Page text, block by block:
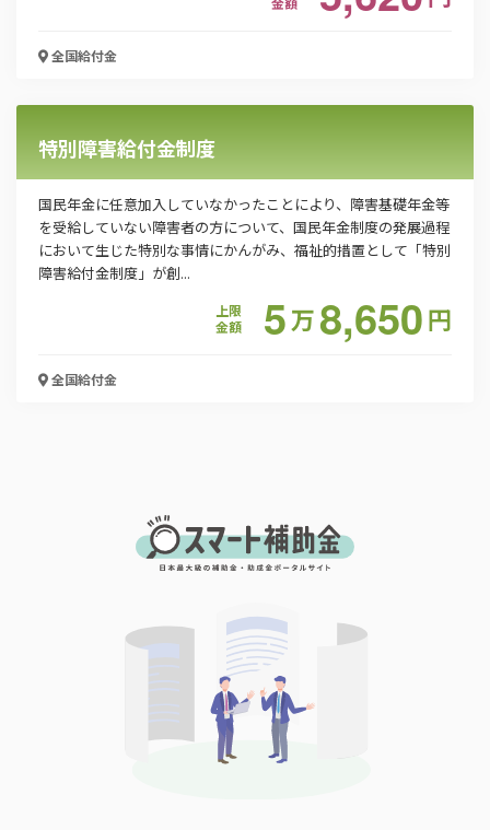
全国給付金
特別障害給付金制度
国民年金に任意加入していなかったことにより、障害基礎年金等
を受給していない障害者の方について、国民年金制度の発展過程
において生じた特別な事情にかんがみ、福祉的措置として「特別
障害給付金制度」が創...
上限
金額
5万8,650円
全国給付金